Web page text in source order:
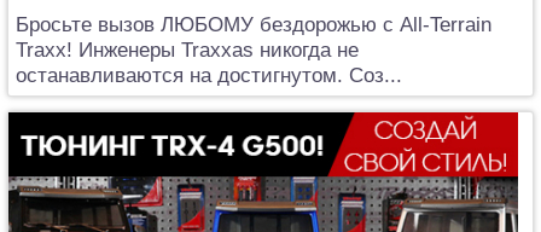
Бросьте вызов ЛЮБОМУ бездорожью с All-Terrain
Traxx! Инженеры Traxxas никогда не
останавливаются на достигнутом. Соз...